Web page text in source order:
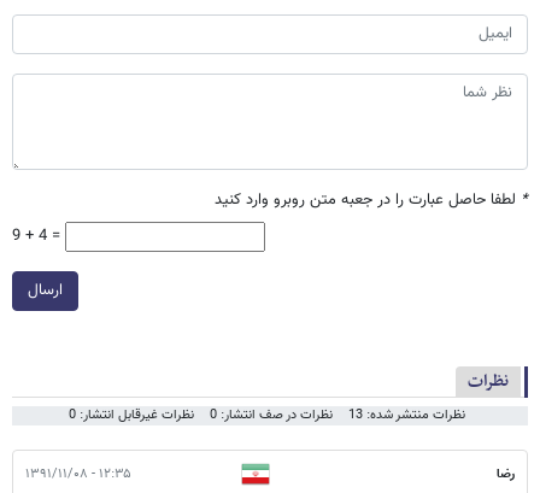
* لطفا حاصل عبارت را در جعبه متن روبرو وارد کنید
9 + 4 =
ارسال
نظرات
نظرات منتشر شده: 13 نظرات در صف انتشار: 0 نظرات غیرقابل انتشار: 0
رضا ۱۲:۳۵ - ۱۳۹۱/۱۱/۰۸